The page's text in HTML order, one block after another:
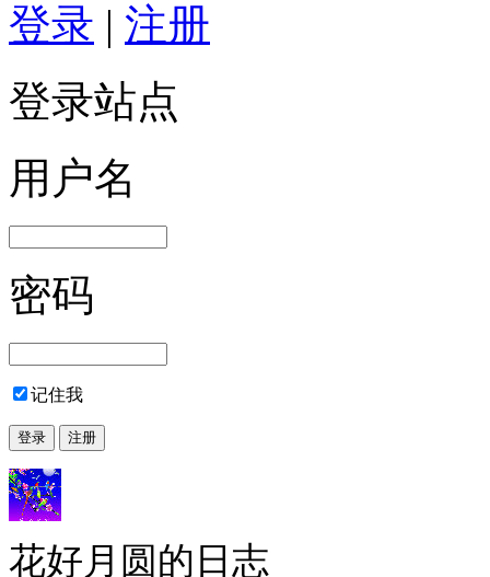
登录 | 注册
登录站点
用户名
密码
记住我
花好月圆的日志